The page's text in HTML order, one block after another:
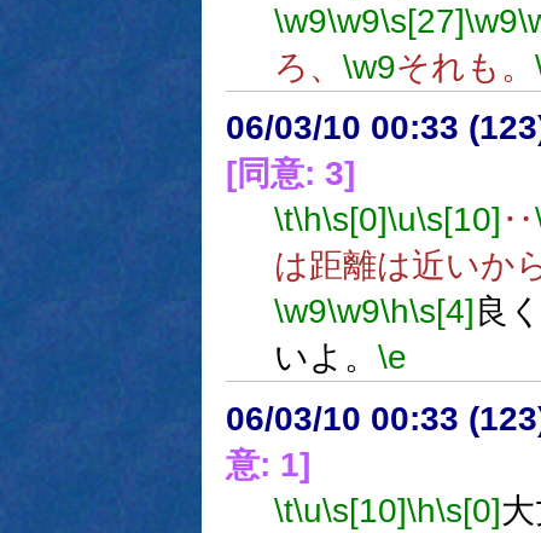
\w9\w9\s[27]\w9
ろ、 \w9それも。
06/03/10 00:33
[同意: 3]
\t\h\s[0]\u\s[10] ‥
は距離は近いか
\w9\w9\h\s[4] 良
いよ。 \e
06/03/10 00:33
意: 1]
\t\u\s[10]\h\s[0]